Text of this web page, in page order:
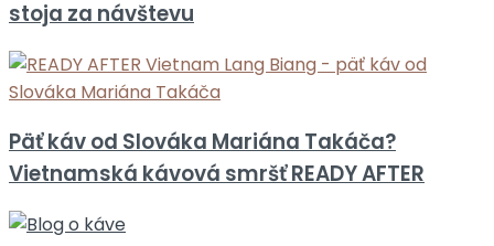
stoja za návštevu
Päť káv od Slováka Mariána Takáča?
Vietnamská kávová smršť READY AFTER